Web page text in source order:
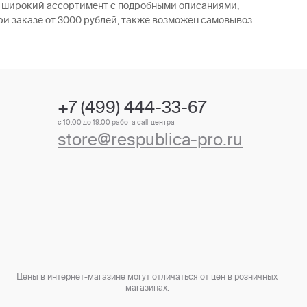
ассортимент с подробными описаниями,
заказе от 3000 рублей, также возможен самовывоз.
+7 (499) 444-33-67
с 10:00 до 19:00 работа call-центра
store@respublica-pro.ru
Цены в интернет-магазине могут отличаться от цен в розничных
магазинах.